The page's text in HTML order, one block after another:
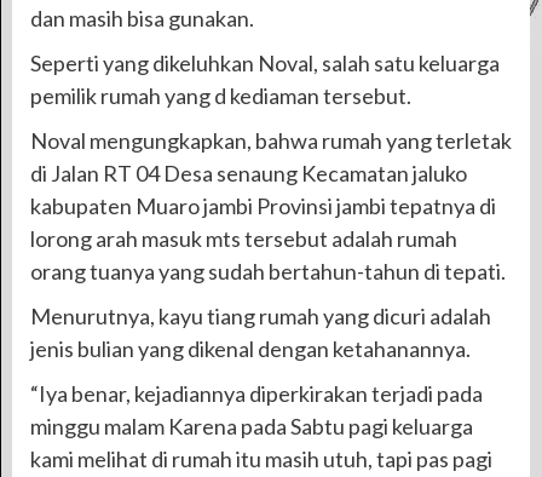
dan masih bisa gunakan.
Seperti yang dikeluhkan Noval, salah satu keluarga
pemilik rumah yang d kediaman tersebut.
Noval mengungkapkan, bahwa rumah yang terletak
di Jalan RT 04 Desa senaung Kecamatan jaluko
kabupaten Muaro jambi Provinsi jambi tepatnya di
lorong arah masuk mts tersebut adalah rumah
orang tuanya yang sudah bertahun-tahun di tepati.
Menurutnya, kayu tiang rumah yang dicuri adalah
jenis bulian yang dikenal dengan ketahanannya.
“Iya benar, kejadiannya diperkirakan terjadi pada
minggu malam Karena pada Sabtu pagi keluarga
kami melihat di rumah itu masih utuh, tapi pas pagi